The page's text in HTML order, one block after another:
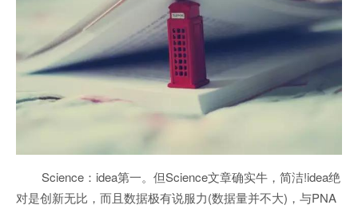
Science：idea第一。但Science文章确实牛，简洁!idea绝
对是创新无比，而且数据极有说服力(数据量并不大)，与PNA